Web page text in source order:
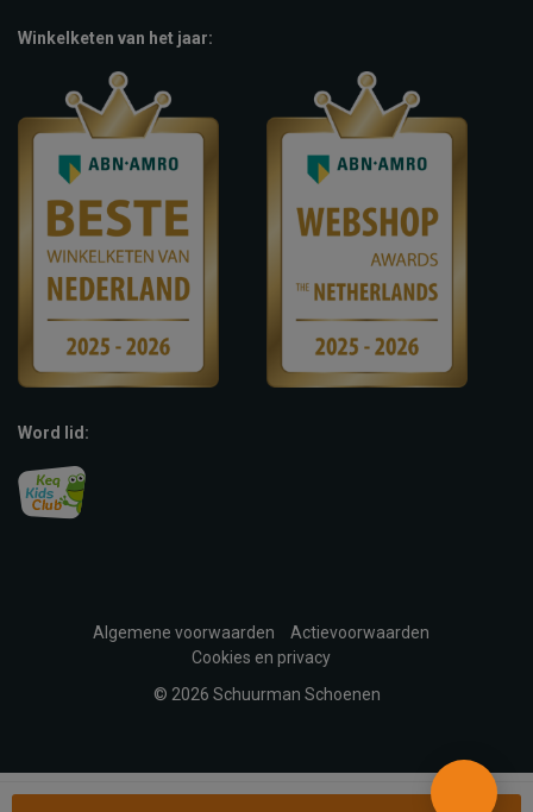
Winkelketen van het jaar:
Word lid:
Algemene voorwaarden
Actievoorwaarden
Cookies en privacy
© 2026 Schuurman Schoenen